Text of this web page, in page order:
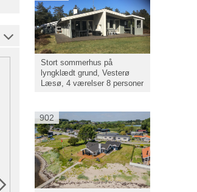
Stort sommerhus på
lyngklædt grund, Vesterø
Læsø, 4 værelser 8 personer
902